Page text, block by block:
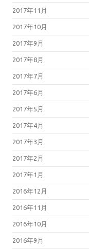
2017年11月
2017年10月
2017年9月
2017年8月
2017年7月
2017年6月
2017年5月
2017年4月
2017年3月
2017年2月
2017年1月
2016年12月
2016年11月
2016年10月
2016年9月